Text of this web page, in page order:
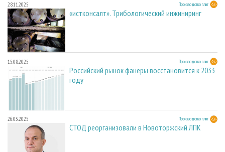
28.11.2025 Производство плит
«истконсалт». Трибологический инжиниринг
15.08.2025 Производство плит
Российский рынок фанеры восстановится к 2033
году
26.03.2025 Производство плит
СТОД реорганизовали в Новоторжский ЛПК